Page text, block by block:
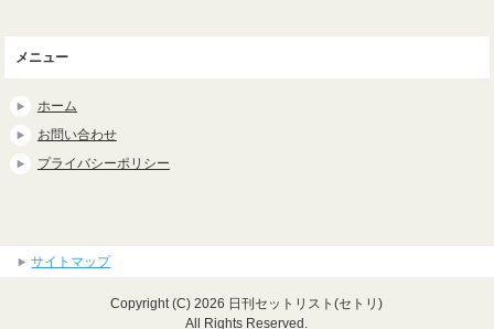
メニュー
ホーム
お問い合わせ
プライバシーポリシー
サイトマップ
Copyright (C) 2026 日刊セットリスト(セトリ)
All Rights Reserved.